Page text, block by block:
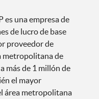
es una empresa de
de lucro de base
proveedor de
metropolitana de
más de 1 millón de
el mayor
área metropolitana